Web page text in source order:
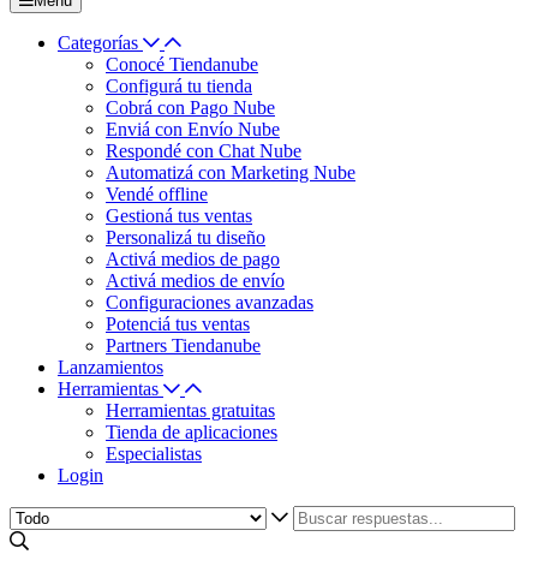
Categorías
Conocé Tiendanube
Configurá tu tienda
Cobrá con Pago Nube
Enviá con Envío Nube
Respondé con Chat Nube
Automatizá con Marketing Nube
Vendé offline
Gestioná tus ventas
Personalizá tu diseño
Activá medios de pago
Activá medios de envío
Configuraciones avanzadas
Potenciá tus ventas
Partners Tiendanube
Lanzamientos
Herramientas
Herramientas gratuitas
Tienda de aplicaciones
Especialistas
Login